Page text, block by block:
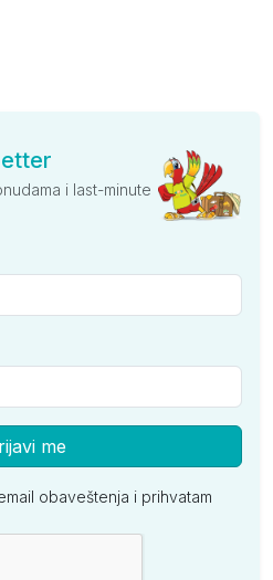
i last-minute
me
obaveštenja i prihvatam